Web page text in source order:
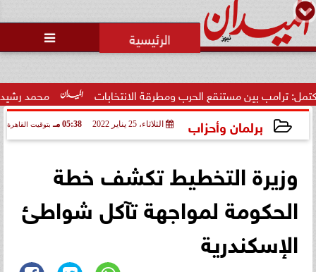

محمد رشيدي: لقاء مستنقع الحرب ومطرقة الانتخابات
برلمان وأحزاب الثلاثاء، 25 يناير 2022 05:38 مـ بتوقيت القاهرة
وزيرة التخطيط تكشف خطة
الحكومة لمواجهة تآكل شواطئ
الإسكندرية